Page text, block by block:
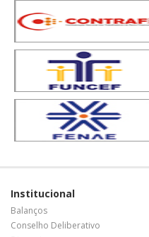
Institucional
Balanços
Conselho Deliberativo